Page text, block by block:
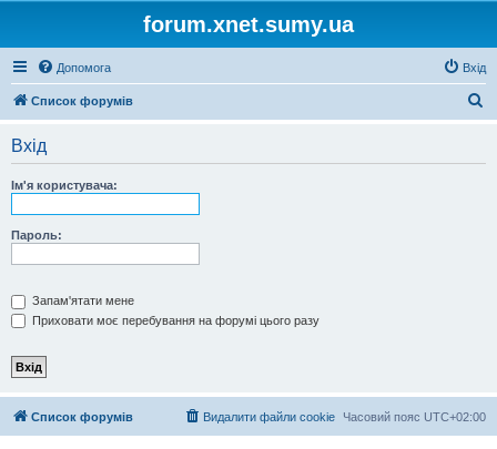
forum.xnet.sumy.ua
Допомога Вхід
Список форумів
Вхід
Ім'я користувача:
Пароль:
Запам'ятати мене
Приховати моє перебування на форумі цього разу
Список форумів Часовий пояс UTC+02:00
Видалити файли cookie